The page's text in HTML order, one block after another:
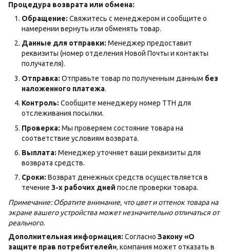
Процедура возврата или обмена:
Обращение: Свяжитесь с менеджером и сообщите о
намерении вернуть или обменять товар.
Данные для отправки: Менеджер предоставит
реквизиты (номер отделения Новой Почты и контакты
получателя).
Отправка: Отправьте товар по полученным данным без
наложенного платежа.
Контроль: Сообщите менеджеру номер ТТН для
отслеживания посылки.
Проверка: Мы проверяем состояние товара на
соответствие условиям возврата.
Выплата: Менеджер уточняет ваши реквизиты для
возврата средств.
Сроки: Возврат денежных средств осуществляется в
течение 3-х рабочих дней после проверки товара.
Примечание: Обратите внимание, что цвет и оттенок товара на
экране вашего устройства может незначительно отличаться от
реального.
Дополнительная информация: Согласно Закону «О
защите прав потребителей», компания может отказать в